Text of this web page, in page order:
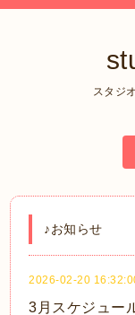
スタジ
♪お知らせ
2026-02-20
3月スケジュー